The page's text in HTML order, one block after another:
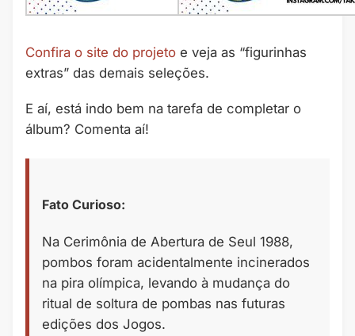
Confira o site do projeto e veja as “figurinhas
extras” das demais seleções.
E aí, está indo bem na tarefa de completar o
álbum? Comenta aí!
Fato Curioso:
Na Cerimônia de Abertura de Seul 1988,
pombos foram acidentalmente incinerados
na pira olímpica, levando à mudança do
ritual de soltura de pombas nas futuras
edições dos Jogos.